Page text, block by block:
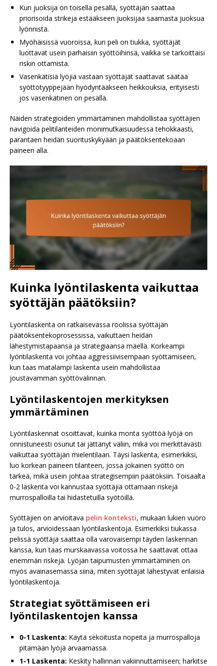
Kun juoksija on toisella pesällä, syöttäjän saattaa
priorisoida strikeja estääkseen juoksijaa saamasta juoksua
lyönnistä.
Myöhäisissä vuoroissa, kun peli on tiukka, syöttäjät
luottavat usein parhaisiin syöttöihinsä, vaikka se tarkoittaisi
riskin ottamista.
Vasenkätisiä lyöjiä vastaan syöttäjät saattavat säätää
syöttötyyppejään hyödyntääkseen heikkouksia, erityisesti
jos vasenkätinen on pesällä.
Näiden strategioiden ymmärtäminen mahdollistaa syöttäjien
navigoida pelitilanteiden monimutkaisuudessa tehokkaasti,
parantaen heidän suorituskykyään ja päätöksentekoaan
paineen alla.
Kuinka lyöntilaskenta vaikuttaa
syöttäjän päätöksiin?
Lyöntilaskenta on ratkaisevassa roolissa syöttäjän
päätöksentekoprosessissa, vaikuttaen heidän
lähestymistapaansa ja strategiaansa mäellä. Korkeampi
lyöntilaskenta voi johtaa aggressiivisempaan syöttämiseen,
kun taas matalampi laskenta usein mahdollistaa
joustavamman syöttövalinnan.
Lyöntilaskentojen merkityksen
ymmärtäminen
Lyöntilaskennat osoittavat, kuinka monta syöttöä lyöjä on
onnistuneesti osunut tai jättänyt väliin, mikä voi merkittävästi
vaikuttaa syöttäjän mielentilaan. Täysi laskenta, esimerkiksi,
luo korkean paineen tilanteen, jossa jokainen syöttö on
tärkeä, mikä usein johtaa strategisempiin päätöksiin. Toisaalta
0-2 laskenta voi kannustaa syöttäjiä ottamaan riskejä
murrospalloilla tai hidastetuilla syötöillä.
Syöttäjien on arvioitava pelin konteksti, mukaan lukien vuoro
ja tulos, arvioidessaan lyöntilaskentoja. Esimerkiksi tiukassa
pelissä syöttäjä saattaa olla varovaisempi täyden laskennan
kanssa, kun taas murskaavassa voitossa he saattavat ottaa
enemmän riskejä. Lyöjän taipumusten ymmärtäminen on
myös avainasemassa siinä, miten syöttäjät lähestyvät erilaisia
lyöntilaskentoja.
Strategiat syöttämiseen eri
lyöntilaskentojen kanssa
0-1 Laskenta: Käytä sekoitusta nopeita ja murrospalloja
pitämään lyöjä arvaamassa.
1-1 Laskenta: Keskity hallinnan vakiinnuttamiseen; harkitse